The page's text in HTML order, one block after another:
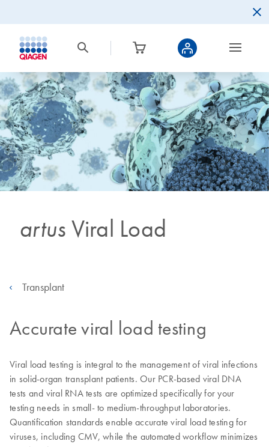
artus Viral Load
Transplant
Accurate viral load testing
Viral load testing is integral to the management of viral infections
in solid-organ transplant patients. Our PCR-based viral DNA
tests and viral RNA tests are optimized specifically for your
testing needs in small- to medium-throughput laboratories.
Quantification standards enable accurate viral load testing for
viruses, including CMV, while the automated workflow minimizes